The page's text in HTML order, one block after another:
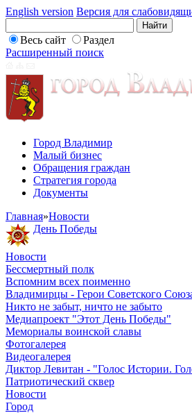
English version Версия для
Весь сайт
Раздел
Расширенный поиск
Город Владимир
Малый бизнес
Обращения граждан
Стратегия города
Документы
Главная»Новости
День Победы
Новости
Бессмертный полк
Вспомним всех поименно
Владимирцы - Герои Советского
Никто не забыт, ничто не забыто
Медиапроект "Этот День Победы"
Мемориалы воинской славы
Фотогалерея
Видеогалерея
Диктор Левитан - "Голос Истории.
Патриотический сквер
Новости
Город